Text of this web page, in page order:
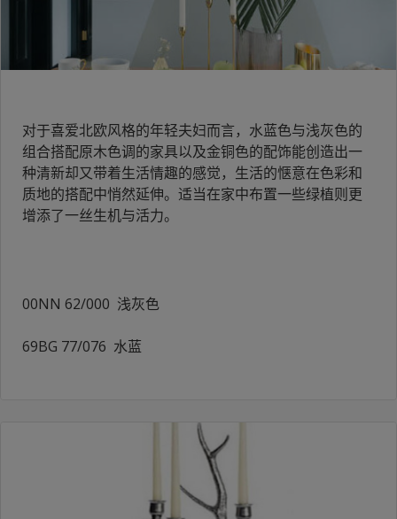
对于喜爱北欧风格的年轻夫妇而言，水蓝色与浅灰色的
组合搭配原木色调的家具以及金铜色的配饰能创造出一
种清新却又带着生活情趣的感觉，生活的惬意在色彩和
质地的搭配中悄然延伸。适当在家中布置一些绿植则更
增添了一丝生机与活力。
00NN 62/000 浅灰色
69BG 77/076 水蓝